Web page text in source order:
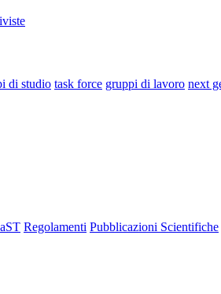
di studio task force gruppi di lavoro next
Regolamenti Pubblicazioni Scientifiche